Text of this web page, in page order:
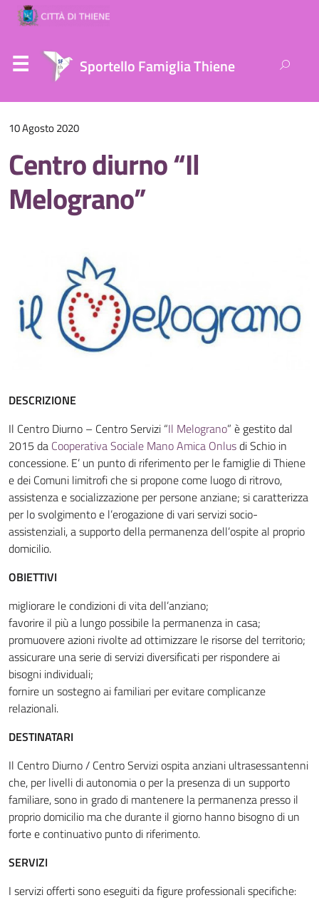
Sportello Famiglia Thiene
per:
10 Agosto 2020
Centro diurno “Il
Melograno”
DESCRIZIONE
Il Centro Diurno – Centro Servizi “Il Melograno” è gestito dal
2015 da Cooperativa Sociale Mano Amica Onlusdi Schio in
concessione. E’ un punto di riferimento per le famiglie di Thiene
e dei Comuni limitrofi che si propone come luogo di ritrovo,
assistenza e socializzazione per persone anziane; si caratterizza
per lo svolgimento e l’erogazione di vari servizi socio-
assistenziali, a supporto della permanenza dell’ospite al proprio
domicilio.
OBIETTIVI
migliorare le condizioni di vita dell’anziano;
favorire il più a lungo possibile la permanenza in casa;
promuovere azioni rivolte ad ottimizzare le risorse del territorio;
assicurare una serie di servizi diversificati per rispondere ai
bisogni individuali;
fornire un sostegno ai familiari per evitare complicanze
relazionali.
DESTINATARI
Il Centro Diurno / Centro Servizi ospita anziani ultrasessantenni
che, per livelli di autonomia o per la presenza di un supporto
familiare, sono in grado di mantenere la permanenza presso il
proprio domicilio ma che durante il giorno hanno bisogno di un
forte e continuativo punto di riferimento.
SERVIZI
I servizi offerti sono eseguiti da figure professionali specifiche: